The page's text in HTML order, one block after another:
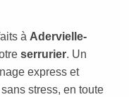
à Adervielle-
serrurier. Un
express et
stress, en toute